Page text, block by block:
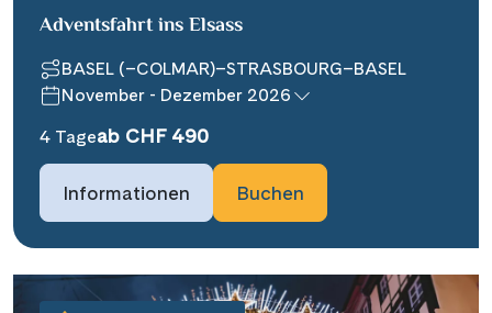
Adventsfahrt ins Elsass
BASEL (–COLMAR)–STRASBOURG–BASEL
November - Dezember 2026
4 Tageab CHF 490
Informationen Buchen